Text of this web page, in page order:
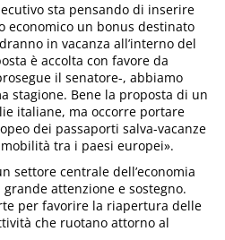
sta pensando di inserire
economico un bonus destinato
in vacanza all’interno del
è accolta con favore da
il senatore-, abbiamo
stagione. Bene la proposta di un
italiane, ma occorre portare
dei passaporti salva-vacanze
tra i paesi europei».
settore centrale dell’economia
attenzione e sostegno.
per favorire la riapertura delle
che ruotano attorno al